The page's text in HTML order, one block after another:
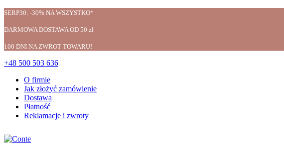
SERP30: -30% NA WSZYSTKO*
DARMOWA DOSTAWA OD 50 zł
100 DNI NA ZWROT TOWARU!
+48 500 503 636
O firmie
Jak złożyć zamówienie
Dostawa
Płatność
Reklamacje i zwroty